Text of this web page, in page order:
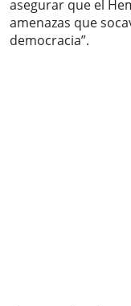
asegurar que el
amenazas que
democracia”.